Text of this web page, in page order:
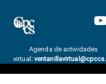
Agenda de actividades
virtual :